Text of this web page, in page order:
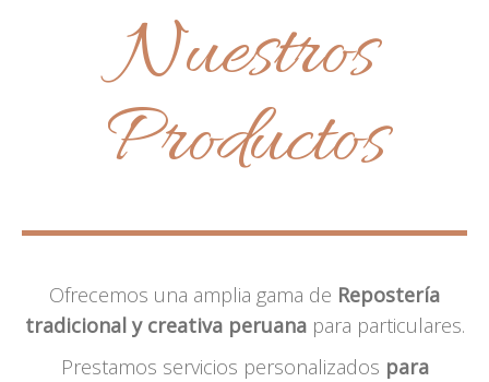
Nuestros
Productos
Ofrecemos una amplia gama de Repostería
tradicional y creativa peruanapara particulares.
Prestamos servicios personalizados para